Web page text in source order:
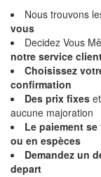
Nous trouvons
vous
Decidez Vous
notre service
Choisissez
confirmation
Des prix fixes
aucune majoration
Le paiement
ou en espèces
Demandez un
depart